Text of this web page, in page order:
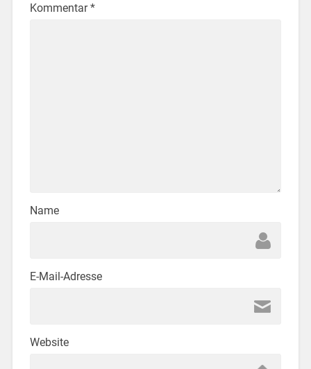
Kommentar*
Name
E-Mail-Adresse
Website